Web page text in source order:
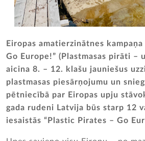
Eiropas amatierzinātnes
Go Europe!” (Plastmasas pirāti –
aicina 8. – 12. klašu jauniešus
plastmasas piesārņojumu un
pētniecībā par Eiropas upju
gada rudeni Latvija būs starp 12
iesaistās “Plastic Pirates – Go